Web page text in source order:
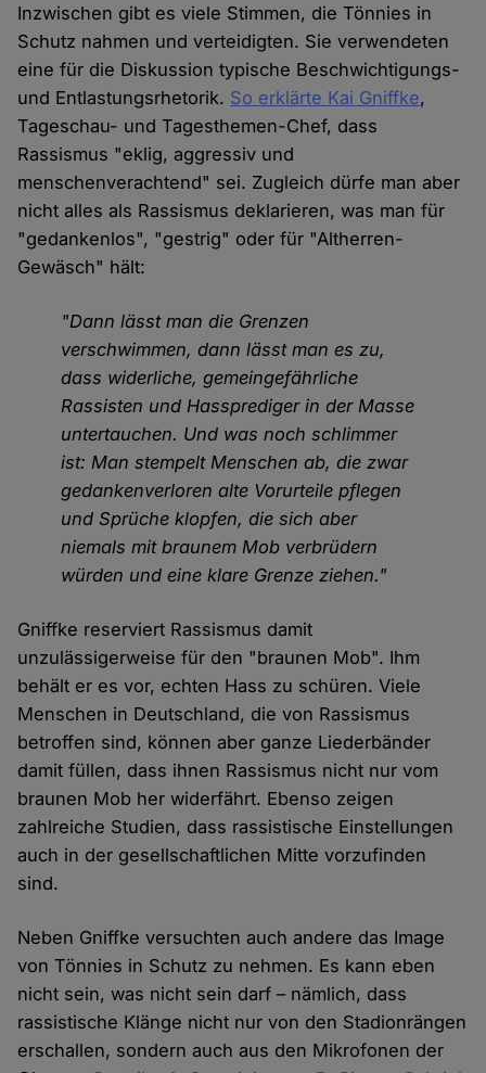
Inzwischen gibt es viele Stimmen, die Tönnies in
Schutz nahmen und verteidigten. Sie verwendeten
eine für die Diskussion typische Beschwichtigungs-
und Entlastungsrhetorik. So erklärte Kai Gniffke,
Tageschau- und Tagesthemen-Chef, dass
Rassismus "eklig, aggressiv und
menschenverachtend" sei. Zugleich dürfe man aber
nicht alles als Rassismus deklarieren, was man für
"gedankenlos", "gestrig" oder für "Altherren-
Gewäsch" hält:
"Dann lässt man die Grenzen
verschwimmen, dann lässt man es zu,
dass widerliche, gemeingefährliche
Rassisten und Hassprediger in der Masse
untertauchen. Und was noch schlimmer
ist: Man stempelt Menschen ab, die zwar
gedankenverloren alte Vorurteile pflegen
und Sprüche klopfen, die sich aber
niemals mit braunem Mob verbrüdern
würden und eine klare Grenze ziehen."
Gniffke reserviert Rassismus damit
unzulässigerweise für den "braunen Mob". Ihm
behält er es vor, echten Hass zu schüren. Viele
Menschen in Deutschland, die von Rassismus
betroffen sind, können aber ganze Liederbänder
damit füllen, dass ihnen Rassismus nicht nur vom
braunen Mob her widerfährt. Ebenso zeigen
zahlreiche Studien, dass rassistische Einstellungen
auch in der gesellschaftlichen Mitte vorzufinden
sind.
Neben Gniffke versuchten auch andere das Image
von Tönnies in Schutz zu nehmen. Es kann eben
nicht sein, was nicht sein darf – nämlich, dass
rassistische Klänge nicht nur von den Stadionrängen
erschallen, sondern auch aus den Mikrofonen der